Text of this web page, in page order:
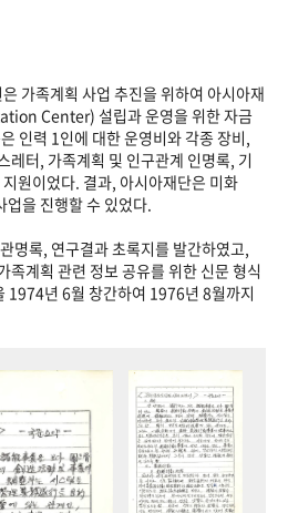
가족계획 사업 추진을 위하여 아시아재
Center) 설립과 운영을 위한 자금
인력 1인에 대한 운영비와 각종 장비,
레터, 가족계획 및 인구관계 인명록, 기
원이었다. 결과, 아시아재단은 미화
을 진행할 수 있었다.
명록, 연구결과 초록지를 발간하였고,
족계획 관련 정보 공유를 위한 신문 형식
1974년 6월 창간하여 1976년 8월까지